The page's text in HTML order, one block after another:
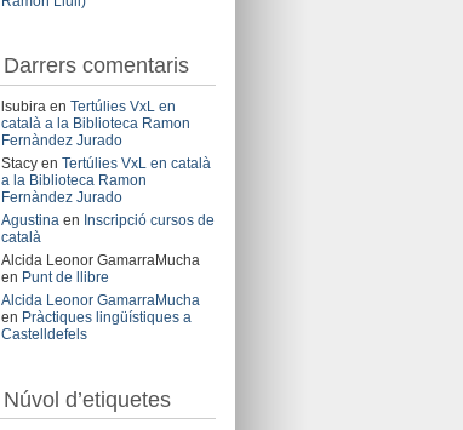
Darrers comentaris
lsubiraen Tertúlies VxL en
català a la Biblioteca Ramon
Fernàndez Jurado
Stacyen Tertúlies VxL en català
a la Biblioteca Ramon
Fernàndez Jurado
Agustinaen Inscripció cursos de
català
Alcida Leonor GamarraMucha
en Punt de llibre
Alcida Leonor GamarraMucha
en Pràctiques lingüístiques a
Castelldefels
Núvol d’etiquetes